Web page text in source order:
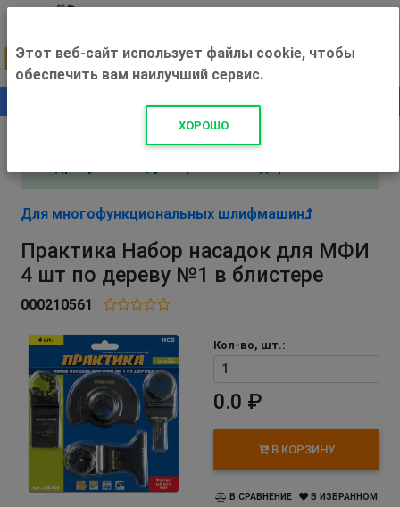
+500 ₽
Внимание! С 3 августа магазин работает по
Для многофункциональных шлифмашин
Практика Набор насадок для МФИ
4 шт по дереву №1 в блистере
000210561
Кол-во, шт.:
0.0 ₽
В КОРЗИНУ
В СРАВНЕНИЕ В ИЗБРАННОМ
Этот веб-сайт использует файлы cookie, чтобы
обеспечить вам наилучший сервис.
ХОРОШО